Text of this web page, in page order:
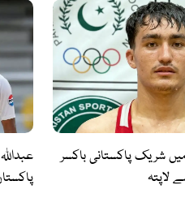
شریک پاکستانی باکسر
لاپتہ